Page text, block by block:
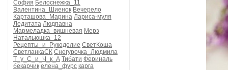
София Белоснежка_11
Валентина_Шиенок Вечерело
Карташова_Марина Лариса-муля
Ледитата Людпавна
Мармеладка_вишневая Мерз
Натальюшка_12
Рецепты_и_Рукоделие СветКоша
СветланкаСК Снегурочка_Людмила
Т_у_С_и_Ч_к_А Тибати Фериналь
бекарчик елена_фурс карга